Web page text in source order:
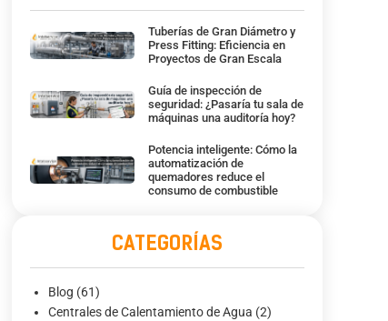
Tuberías de Gran Diámetro y
Press Fitting: Eficiencia en
Proyectos de Gran Escala
Guía de inspección de
seguridad: ¿Pasaría tu sala de
máquinas una auditoría hoy?
Potencia inteligente: Cómo la
automatización de
quemadores reduce el
consumo de combustible
CATEGORÍAS
Blog (61)
Centrales de Calentamiento de Agua (2)